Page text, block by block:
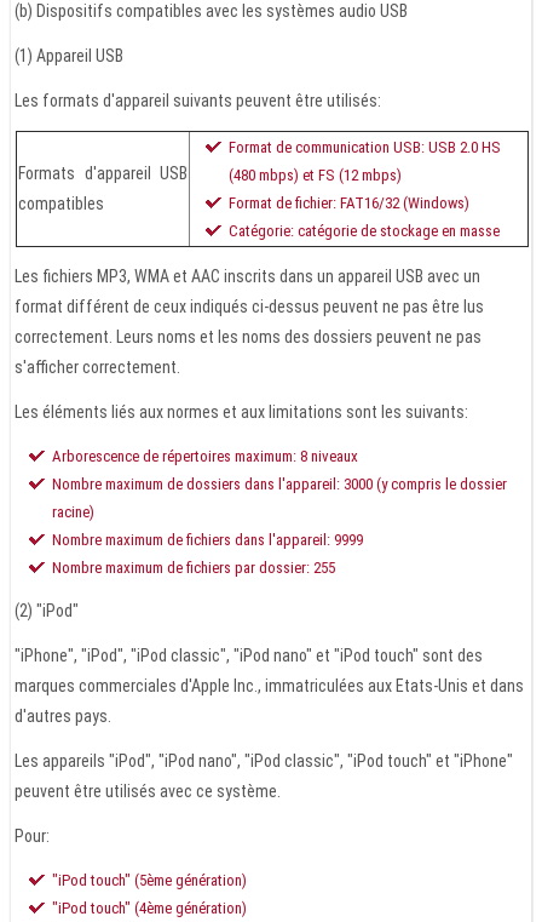
(b) Dispositifs compatibles avec les systèmes audio USB
(1) Appareil USB
Les formats d'appareil suivants peuvent être utilisés:
Formats d'appareil USB
compatibles
Format de communication USB: USB 2.0 HS
(480 mbps) et FS (12 mbps)
Format de fichier: FAT16/32 (Windows)
Catégorie: catégorie de stockage en masse
Les fichiers MP3, WMA et AAC inscrits dans un appareil USB avec un
format différent de ceux indiqués ci-dessus peuvent ne pas être lus
correctement. Leurs noms et les noms des dossiers peuvent ne pas
s'afficher correctement.
Les éléments liés aux normes et aux limitations sont les suivants:
Arborescence de répertoires maximum: 8 niveaux
Nombre maximum de dossiers dans l'appareil: 3000 (y compris le dossier
racine)
Nombre maximum de fichiers dans l'appareil: 9999
Nombre maximum de fichiers par dossier: 255
(2) "iPod"
"iPhone", "iPod", "iPod classic", "iPod nano" et "iPod touch" sont des
marques commerciales d'Apple Inc., immatriculées aux Etats-Unis et dans
d'autres pays.
Les appareils "iPod", "iPod nano", "iPod classic", "iPod touch" et "iPhone"
peuvent être utilisés avec ce système.
Pour:
"iPod touch" (5ème génération)
"iPod touch" (4ème génération)